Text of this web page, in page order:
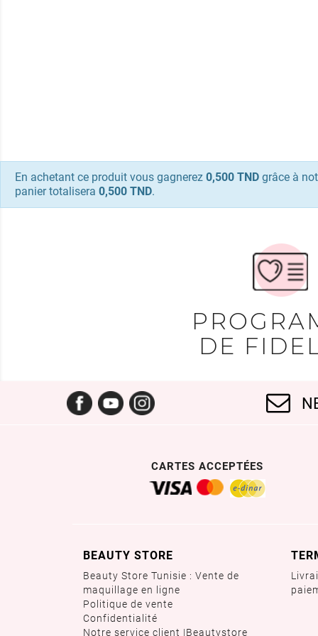
En achetant ce produit vous gagnerez 0,500 TND grâce à
panier totalisera 0,500 TND.
DE
FacebookYouTube
CARTES ACCEPTÉES
BEAUTY STORE
Beauty Store Tunisie : Vente de
maquillage en ligne
Politique de vente
Confidentialité
Notre service client |Beautystore